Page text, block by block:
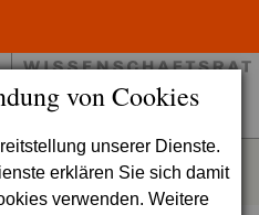
von Cookies
unserer Dienste.
erklären Sie sich damit
verwenden. Weitere